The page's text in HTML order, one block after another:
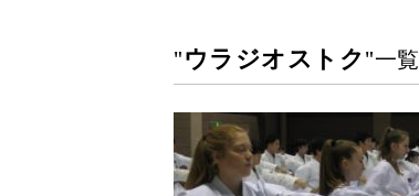
"ウラジオストク"一覧